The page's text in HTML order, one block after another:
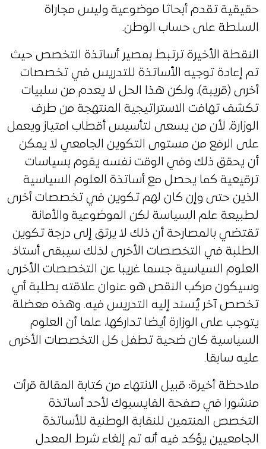
حقيقية تقدم أبحاثا موضوعية وليس مجاراة
السلطة على حساب الوطن.
النقطة الأخيرة ترتبط بمصير أساتذة التخصص حيث
تم إعادة توجيه الأساتذة للتدريس في تخصصات
أخرى (قريبة)، ولكن هذا الحل لا يعدم من سلبيات
تكشف تهافت الاستراتيجية المنتهجة من طرف
الوزارة، لأن من يسعى لتأسيس أقطاب امتياز ويعمل
على الرفع من مستوى التكوين الجامعي لا يمكن
أن يحقق ذلك وفي الوقت نفسه يقوم بسياسات
ترقيعية كما يحصل مع أساتذة العلوم السياسية
الذين حتى وإن كان لهم تكوين في تخصصات أخرى
لطبيعة علم السياسة لكن الموضوعية والأمانة
تقتضي بالمصارحة أن ذلك لا يرتق إلى درجة تكوين
الطلبة في التخصصات الأخرى لذلك سيبقى أستاذ
العلوم السياسية جسما غريبا عن التخصصات الأخرى
وسيكون مركب النقص هو عنوان علاقته بطلبة أي
تخصص آخر يُسند إليه التدريس فيه. وهذه معضلة
يتوجب على الوزارة أيضا تداركها، علما أن العلوم
السياسية كان ضحية تطفل كل التخصصات الأخرى
عليه سابقا.
ملاحظة أخيرة: قبيل الانتهاء من كتابة المقالة قرأت
منشورا في صفحة الفايسبوك لأحد أساتذة
التخصص المنتمين للنقابة الوطنية للأساتذة
الجامعيين يؤكد فيه أنه تم إلغاء شرط المعدل